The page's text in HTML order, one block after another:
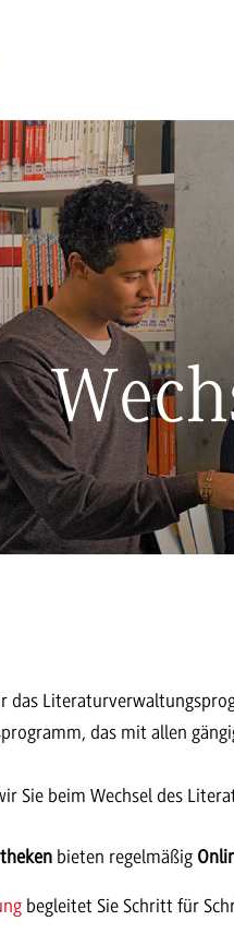
das
das mit allen
Sie beim Wechsel des
bieten regelmäßig
begleitet Sie Schritt für